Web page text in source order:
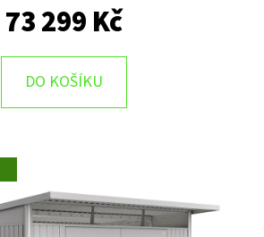
73 299 Kč
DO KOŠÍKU